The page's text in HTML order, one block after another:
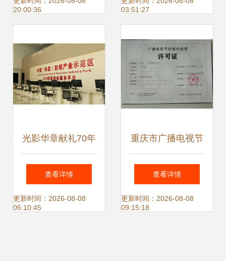
20:00:36
03:51:27
光影华章献礼70年
中国影都广播电视
节目制作经营蓬勃
查看详情
更新时间：2026-08-08
06:10:45
重庆市广播电视节
目制作经营许可证
核发全流程指南
查看详情
更新时间：2026-08-08
09:15:18